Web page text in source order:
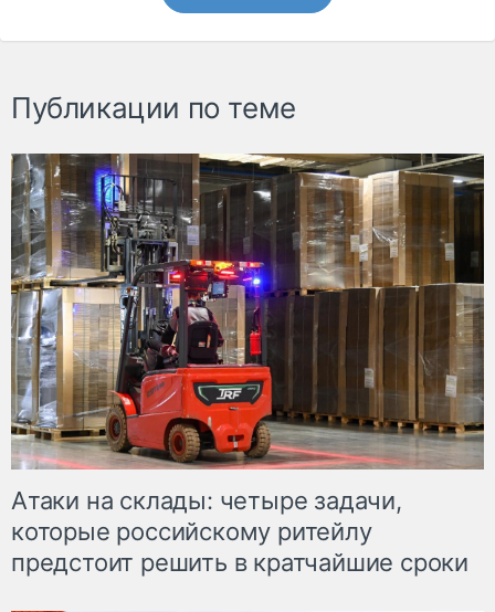
Публикации по теме
Атаки на склады: четыре задачи,
которые российскому ритейлу
предстоит решить в кратчайшие сроки